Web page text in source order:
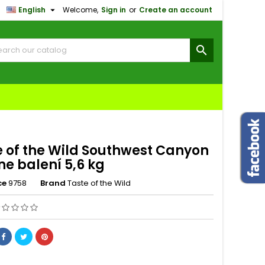
Welcome, Sign in or Create an account
English 

of the Wild Southwest Canyon
balení 5,6 kg
9758 Brand Taste of the Wild